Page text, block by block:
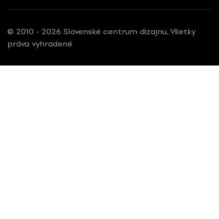
© 2010 - 2026 Slovenské centrum dizajnu, Všetky
práva vyhradené